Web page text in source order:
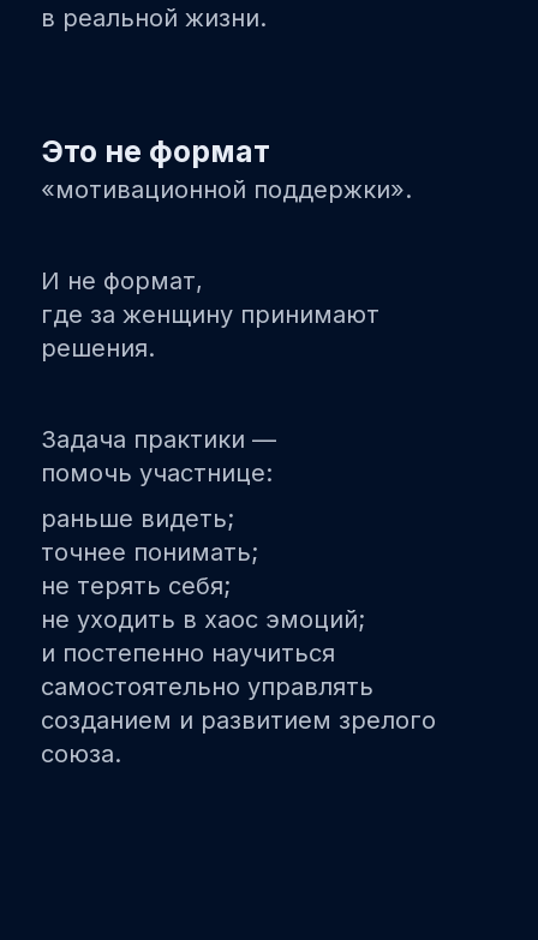
в реальной жизни.
Это не формат
«мотивационной поддержки».
И не формат,
где за женщину принимают
решения.
Задача практики —
помочь участнице:
раньше видеть;
точнее понимать;
не терять себя;
не уходить в хаос эмоций;
и постепенно научиться
самостоятельно управлять
созданием и развитием зрелого
союза.